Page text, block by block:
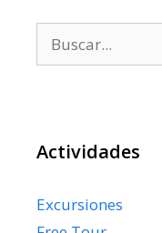
Actividades
Excursiones